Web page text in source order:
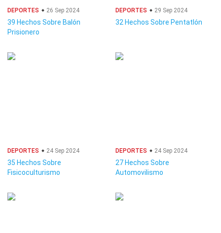
DEPORTES 26 Sep 2024
39 Hechos Sobre Balón
Prisionero
DEPORTES 29 Sep 2024
32 Hechos Sobre Pentatlón
DEPORTES 24 Sep 2024
35 Hechos Sobre
Fisicoculturismo
DEPORTES 24 Sep 2024
27 Hechos Sobre
Automovilismo